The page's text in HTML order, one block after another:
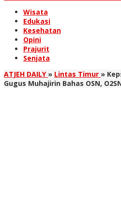
Wisata
Edukasi
Kesehatan
Opini
Prajurit
Senjata
ATJEH DAILY » Lintas Timur »
Gugus Muhajirin Bahas OSN,